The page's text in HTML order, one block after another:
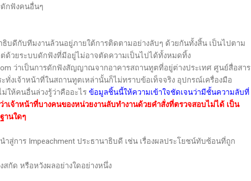
ดักฟังคนอื่นๆ
ธิบดีกับทีมงานล้วนอยู่ภายใต้การติดตามอย่างลับๆ ด้วยกันทั้งสิ้น เป็นไปตาม
ด้วยระบบดักฟังที่มีอยู่ไม่อาจตัดความเป็นไปได้ทั้งหมดทิ้ง
ว่าเป็นการดักฟังสัญญาณจากอาคารสถานทูตที่อยู่ต่างประเทศ ศูนย์สื่อสาร
งเจ้าหน้าที่ในสถานทูตเหล่านั้นก็ไม่ทราบข้อเท็จจริง อุปกรณ์เครื่องมือ
ให้คนอื่นล่วงรู้ว่าคืออะไร ข้อมูลชิ้นนี้ให้ความเข้าใจชัดเจนว่ามีชั้นความลับที่
าเจ้าหน้าที่บางคนของหน่วยงานลับทำงานด้วยคำสั่งที่ตรวจสอบไม่ได้ เป็น
านใดๆ
ำสู่การ Impeachment ประธานาธิบดี เช่น เรื่องผลประโยชน์ทับซ้อนที่ถูก
กัด หรือหวังผลอย่างใดอย่างหนึ่ง